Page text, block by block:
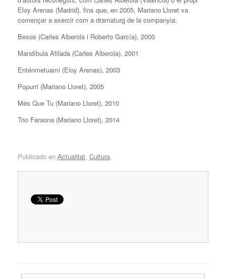
Eloy Arenas (Madrid), fins que, en 2005, Mariano Lloret va
començar a exercir com a dramaturg de la companyia:
Besos (Carles Alberola i Roberto García), 2000
Mandíbula Afilada (Carles Alberola), 2001
Enténmetuami (Eloy Arenas), 2003
Popurri (Mariano Lloret), 2005
Més Que Tu (Mariano Lloret), 2010
Trio Faraona (Mariano Lloret), 2014
Publicado en Actualitat, Cultura.